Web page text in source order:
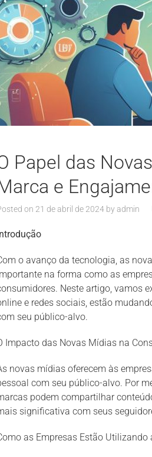
Papel das
e
on 21 de abril de 2024 byadmin
o avanço da tecnologia, as
na forma como as
Neste artigo, vamos
e redes sociais, estão
seu público-alvo.
Impacto das Novas Mídias na
novas mídias oferecem às
com seu público-alvo. Por
podem compartilhar
significativa com seus
as Empresas Estão